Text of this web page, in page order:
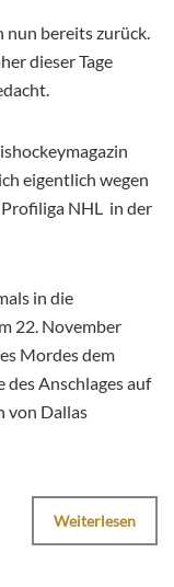
nun bereits zurück.
dieser Tage
eigentlich wegen
Profiliga NHL in der
in die
22. November
Mordes dem
des Anschlages auf
von Dallas
Weiterlesen